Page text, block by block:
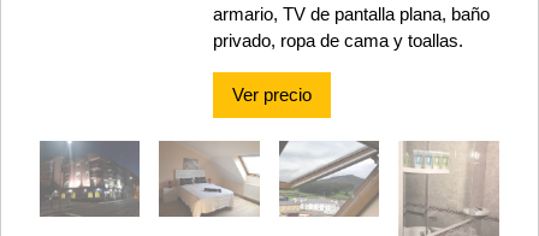
armario, TV de pantalla plana, baño
privado, ropa de cama y toallas.
Ver precio